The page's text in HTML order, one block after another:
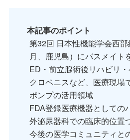
本記事のポイント
第32回 日本性機能学会西
月、鹿児島）にバスメイト
ED・前立腺術後リハビリ
クロペニスなど、医療現場
ポンプの活用領域
FDA登録医療機器としての
外泌尿器科での臨床的位置
今後の医学コミュニティと